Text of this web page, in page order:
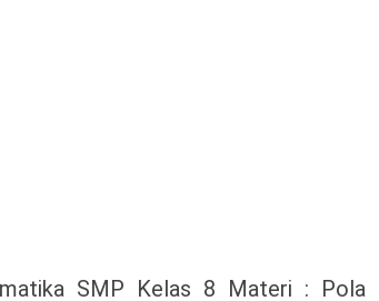
SMP Kelas 8 Materi : Pola